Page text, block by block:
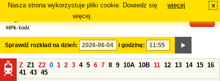
Nasza strona wykorzystuje pliki cookie. Dowiedz się
więcej.
więcej x
Sprawdź rozkład na dzień: i godzinę:
Z Z1 Z2 0 1 2 3 4 5 6 7 8 9 10A 10B 11 12 13 14 15 16
41 43 45